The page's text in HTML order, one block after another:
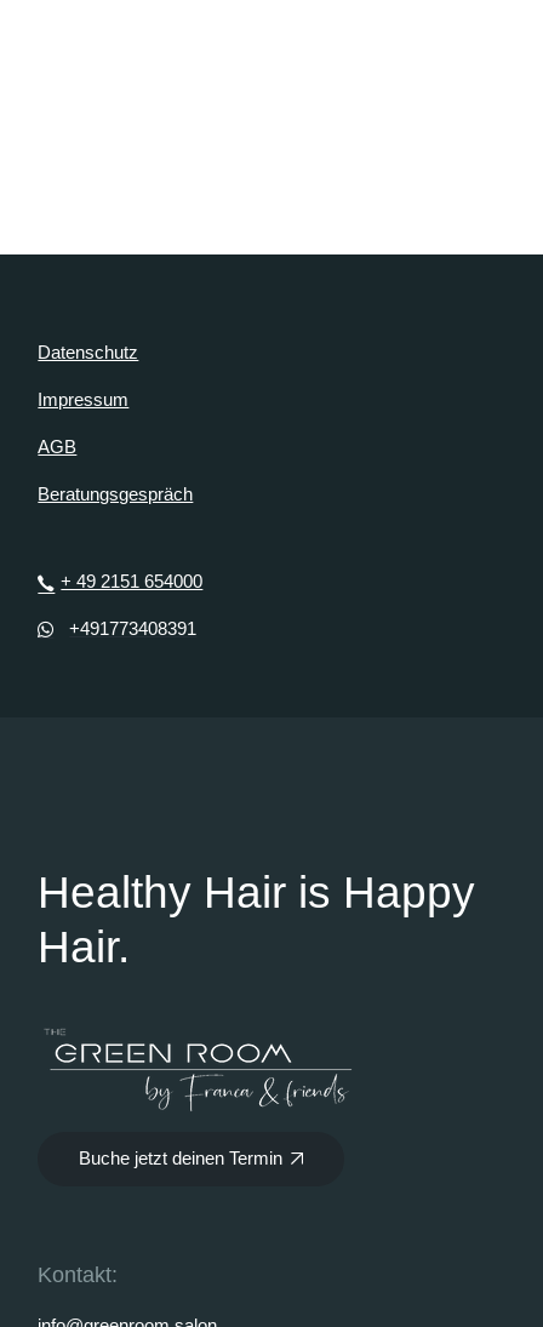
Datenschutz
Impressum
AGB
Beratungsgespräch
+ 49 2151 654000
+491773408391
Healthy Hair is Happy
Hair.
Buche jetzt deinen Termin
Kontakt: